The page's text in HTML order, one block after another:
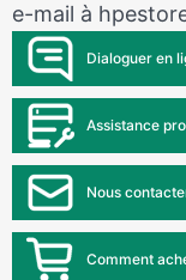
e-mail à
Dialoguer en
Assistance
Nous
Comment